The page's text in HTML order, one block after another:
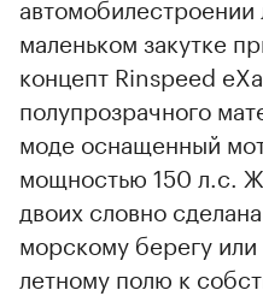
маленьком закутке
концепт Rinspeed
полупрозрачного
моде оснащенный
мощностью 150 л.с.
двоих словно
морскому берегу
летному полю к